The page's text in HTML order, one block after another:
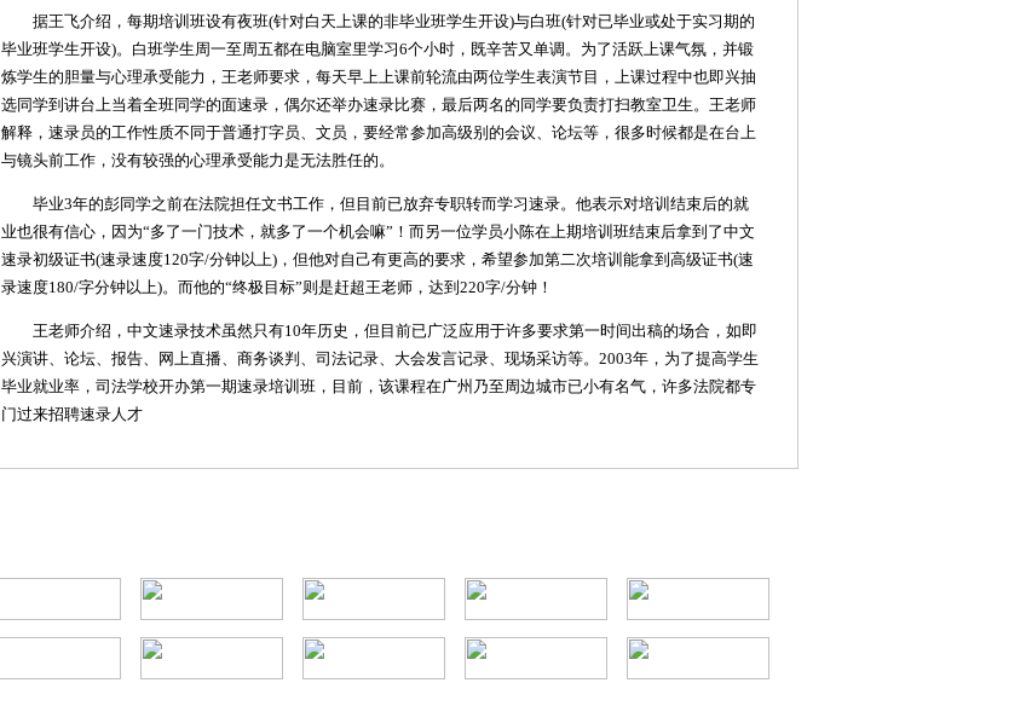
据王飞介绍，每期培训班设有夜班(针对白天上课的非毕业班学生开设)与白班(针对已毕业或处于实习期的
毕业班学生开设)。白班学生周一至周五都在电脑室里学习6个小时，既辛苦又单调。为了活跃上课气氛，并锻
炼学生的胆量与心理承受能力，王老师要求，每天早上上课前轮流由两位学生表演节目，上课过程中也即兴抽
选同学到讲台上当着全班同学的面速录，偶尔还举办速录比赛，最后两名的同学要负责打扫教室卫生。王老师
解释，速录员的工作性质不同于普通打字员、文员，要经常参加高级别的会议、论坛等，很多时候都是在台上
与镜头前工作，没有较强的心理承受能力是无法胜任的。
毕业3年的彭同学之前在法院担任文书工作，但目前已放弃专职转而学习速录。他表示对培训结束后的就
业也很有信心，因为“多了一门技术，就多了一个机会嘛”！而另一位学员小陈在上期培训班结束后拿到了中文
速录初级证书(速录速度120字/分钟以上)，但他对自己有更高的要求，希望参加第二次培训能拿到高级证书(速
录速度180/字分钟以上)。而他的“终极目标”则是赶超王老师，达到220字/分钟！
王老师介绍，中文速录技术虽然只有10年历史，但目前已广泛应用于许多要求第一时间出稿的场合，如即
兴演讲、论坛、报告、网上直播、商务谈判、司法记录、大会发言记录、现场采访等。2003年，为了提高学生
毕业就业率，司法学校开办第一期速录培训班，目前，该课程在广州乃至周边城市已小有名气，许多法院都专
门过来招聘速录人才